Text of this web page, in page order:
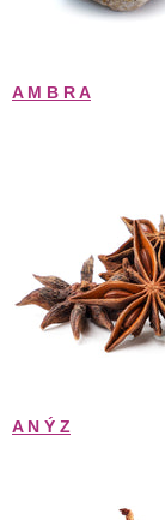
A M B R A
A N Ý Z